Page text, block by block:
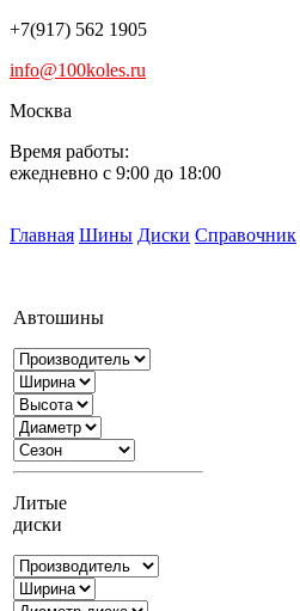
+7(917) 562 1905
info@100koles.ru
Москва
Время работы:
ежедневно с 9:00 до 18:00
Главная Шины Диски Справочник
Автошины
Литые
диски